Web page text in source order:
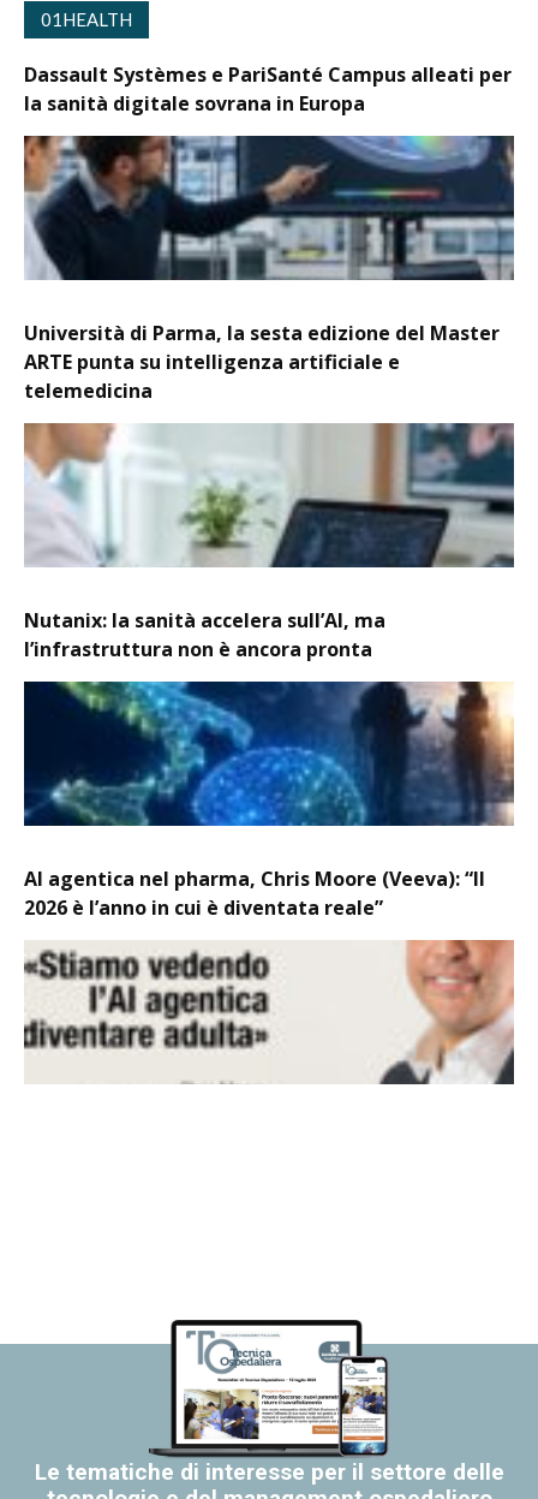
01HEALTH
Dassault Systèmes e PariSanté Campus alleati per
la sanità digitale sovrana in Europa
Università di Parma, la sesta edizione del Master
ARTE punta su intelligenza artificiale e
telemedicina
Nutanix: la sanità accelera sull’AI, ma
l’infrastruttura non è ancora pronta
AI agentica nel pharma, Chris Moore (Veeva): “Il
2026 è l’anno in cui è diventata reale”
Le tematiche di interesse per il settore delle